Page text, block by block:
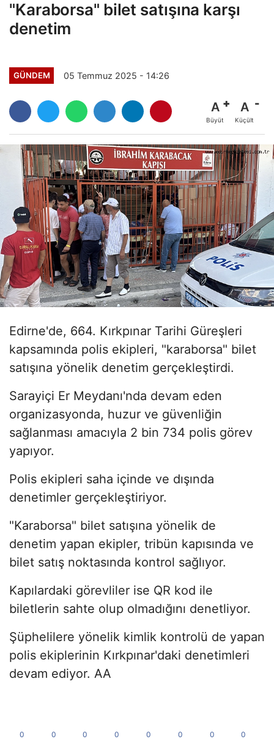
"Karaborsa" bilet satışına karşı
denetim
GÜNDEM 05 Temmuz 2025 - 14:26
A
Büyüt
A
Küçült
Edirne'de, 664. Kırkpınar Tarihi Güreşleri
kapsamında polis ekipleri, "karaborsa" bilet
satışına yönelik denetim gerçekleştirdi.
Sarayiçi Er Meydanı'nda devam eden
organizasyonda, huzur ve güvenliğin
sağlanması amacıyla 2 bin 734 polis görev
yapıyor.
Polis ekipleri saha içinde ve dışında
denetimler gerçekleştiriyor.
"Karaborsa" bilet satışına yönelik de
denetim yapan ekipler, tribün kapısında ve
bilet satış noktasında kontrol sağlıyor.
Kapılardaki görevliler ise QR kod ile
biletlerin sahte olup olmadığını denetliyor.
Şüphelilere yönelik kimlik kontrolü de yapan
polis ekiplerinin Kırkpınar'daki denetimleri
devam ediyor. AA